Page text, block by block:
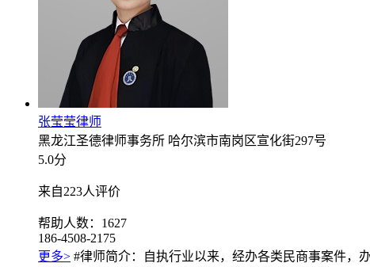
张莹莹律师
黑龙江圣德律师事务所 哈尔滨市南岗区宣化街297号
5.0分
来自223人评价
帮助人数：1627
186-4508-2175
更多> #律师简介：自执行业以来，经办各类民商事案件，